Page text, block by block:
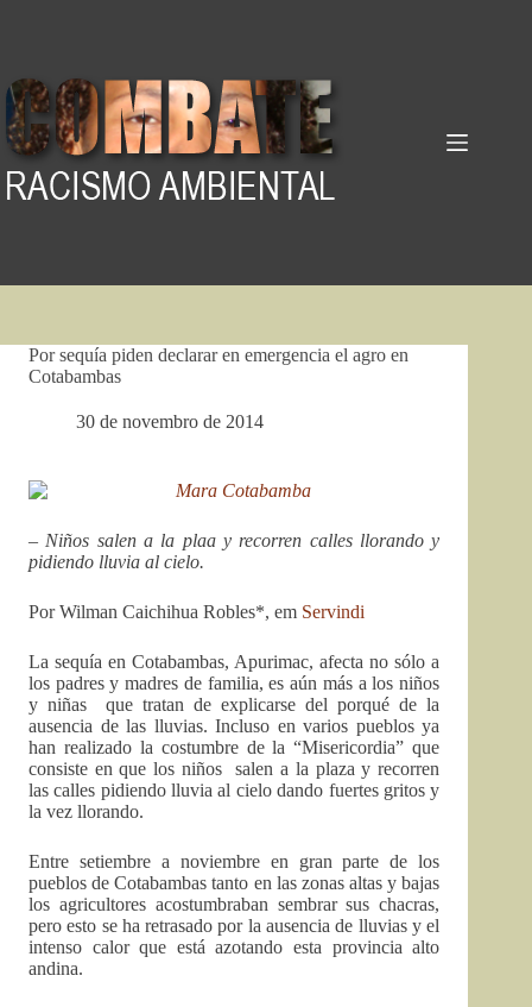
Por sequía piden declarar en emergencia el agro en
Cotabambas
30 de novembro de 2014
– Niños salen a la plaa y recorren calles llorando y
pidiendo lluvia al cielo.
Por Wilman Caichihua Robles*, em Servindi
La sequía en Cotabambas, Apurimac, afecta no sólo a
los padres y madres de familia, es aún más a los niños
y niñas que tratan de explicarse del porqué de la
ausencia de las lluvias. Incluso en varios pueblos ya
han realizado la costumbre de la “Misericordia” que
consiste en que los niños salen a la plaza y recorren
las calles pidiendo lluvia al cielo dando fuertes gritos y
la vez llorando.
Entre setiembre a noviembre en gran parte de los
pueblos de Cotabambas tanto en las zonas altas y bajas
los agricultores acostumbraban sembrar sus chacras,
pero esto se ha retrasado por la ausencia de lluvias y el
intenso calor que está azotando esta provincia alto
andina.